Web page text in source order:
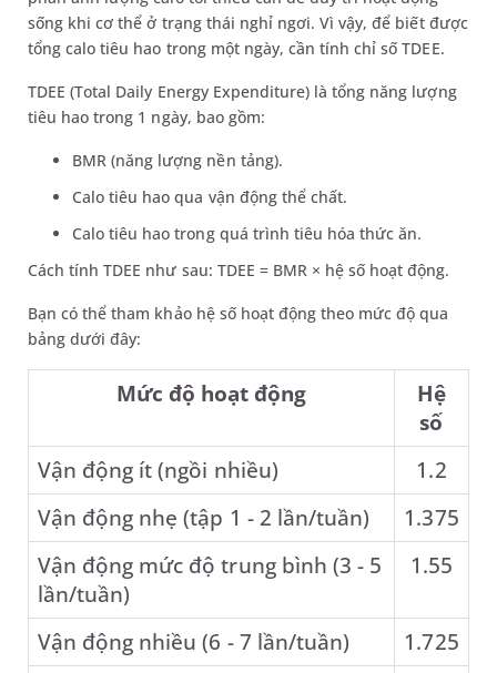
sống khi cơ thể ở trạng thái nghỉ ngơi. Vì vậy, để biết được
tổng calo tiêu hao trong một ngày, cần tính chỉ số TDEE.
TDEE (Total Daily Energy Expenditure) là tổng năng lượng
tiêu hao trong 1 ngày, bao gồm:
BMR (năng lượng nền tảng).
Calo tiêu hao qua vận động thể chất.
Calo tiêu hao trong quá trình tiêu hóa thức ăn.
Cách tính TDEE như sau: TDEE = BMR × hệ số hoạt động.
Bạn có thể tham khảo hệ số hoạt động theo mức độ qua
bảng dưới đây:
Mức độ hoạt động
Hệ
số
Vận động ít (ngồi nhiều)
1.2
Vận động nhẹ (tập 1 - 2 lần/tuần)
1.375
Vận động mức độ trung bình (3 - 5
lần/tuần)
1.55
Vận động nhiều (6 - 7 lần/tuần)
1.725